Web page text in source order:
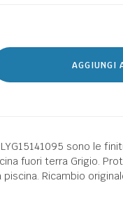
AGGIUNGI
sono le
fuori terra Grigio.
Ricambio